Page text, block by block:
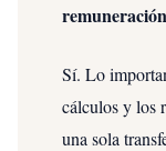
Sí. Lo
cálculos y los
una sola